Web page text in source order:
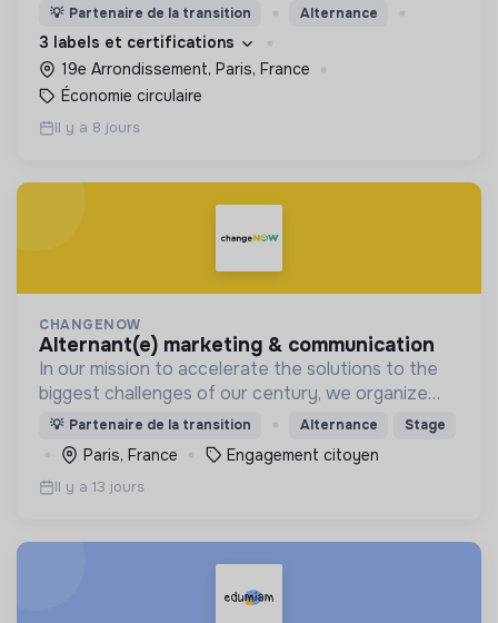
mieux vivre la ville !
💡 Partenaire de la transition Alternance
3 labels et certifications
19e Arrondissement, Paris, France
Économie circulaire
Il y a 8 jours
CHANGENOW
alternant(e) marketing & communication
In our mission to accelerate the solutions to the
biggest challenges of our century, we organize
the ChangeNOW summit, the world's largest event
for the planet,
💡 Partenaire de la transition Alternance Stage
Paris, France Engagement citoyen
Il y a 13 jours